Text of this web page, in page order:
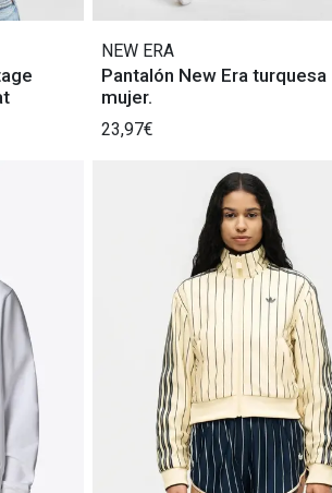
NEW ERA
Pantalón New Era turquesa
mujer.
23,97€